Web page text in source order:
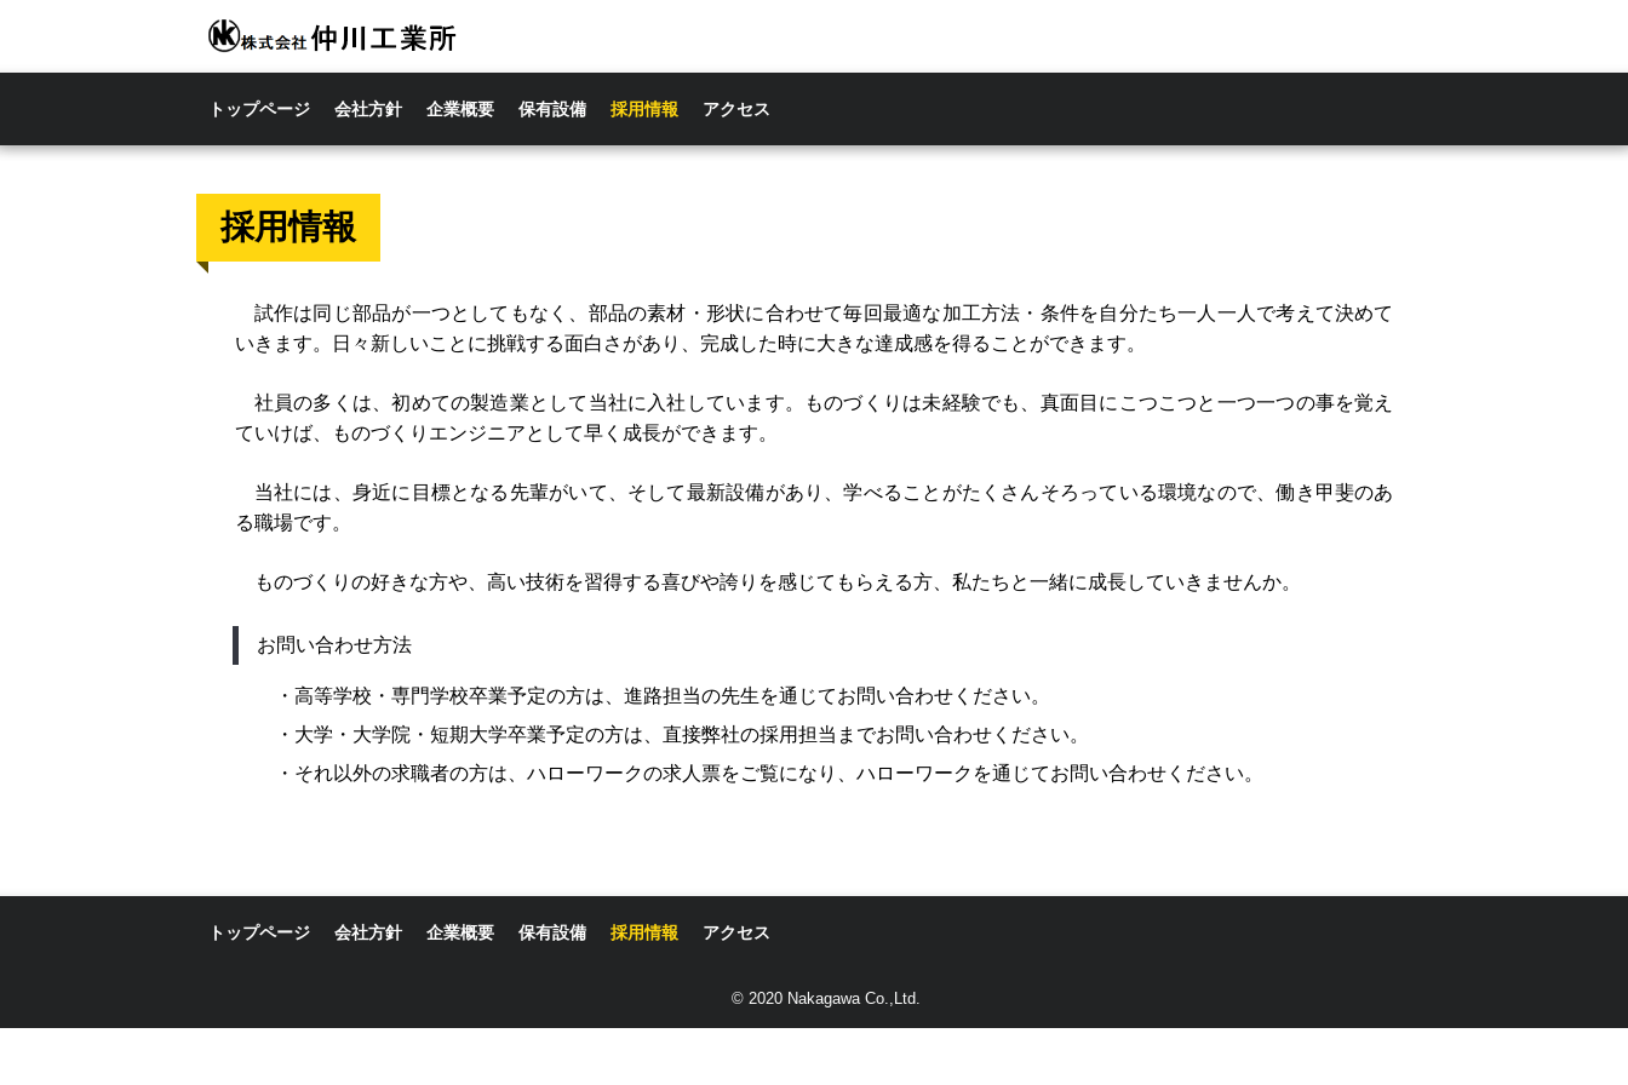
トップページ 会社方針 企業概要 保有設備 採用情報 アクセス
採用情報
試作は同じ部品が一つとしてもなく、部品の素材・形状に合わせて毎回最適な加工方法・条件を自分たち一人一人で考えて決めて
いきます。日々新しいことに挑戦する面白さがあり、完成した時に大きな達成感を得ることができます。
社員の多くは、初めての製造業として当社に入社しています。ものづくりは未経験でも、真面目にこつこつと一つ一つの事を覚え
ていけば、ものづくりエンジニアとして早く成長ができます。
当社には、身近に目標となる先輩がいて、そして最新設備があり、学べることがたくさんそろっている環境なので、働き甲斐のあ
る職場です。
ものづくりの好きな方や、高い技術を習得する喜びや誇りを感じてもらえる方、私たちと一緒に成長していきませんか。
お問い合わせ方法
・高等学校・専門学校卒業予定の方は、進路担当の先生を通じてお問い合わせください。
・大学・大学院・短期大学卒業予定の方は、直接弊社の採用担当までお問い合わせください。
・それ以外の求職者の方は、ハローワークの求人票をご覧になり、ハローワークを通じてお問い合わせください。
トップページ 会社方針 企業概要 保有設備 採用情報 アクセス
© 2020 Nakagawa Co.,Ltd.